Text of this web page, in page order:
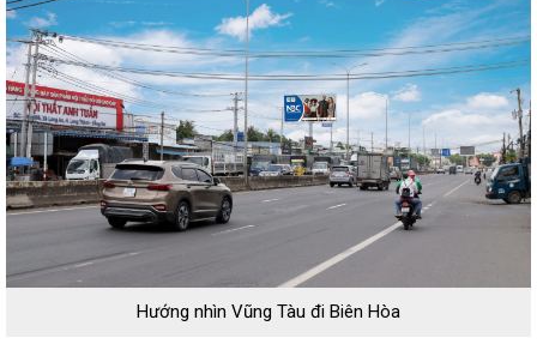
Hướng nhìn Vũng Tàu đi Biên Hòa